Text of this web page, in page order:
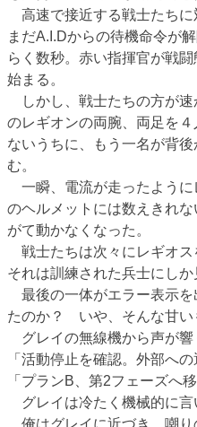
高速で接近する戦士たちに
まだA.I.Dからの待機命令が
らく数秒。赤い指揮官が戦
始まる。
しかし、戦士たちの方が速
のレギオンの両腕、両足を
ないうちに、もう一名が背
む。
一瞬、電流が走ったように
のヘルメットには数えきれ
がて動かなくなった。
戦士たちは次々にレギオス
それは訓練された兵士にしか
最後の一体がエラー表示を
たのか？ いや、そんな甘い
グレイの無線機から声が響
「活動停止を確認。外部への
「プランB、第2フェーズへ
グレイは冷たく機械的に言